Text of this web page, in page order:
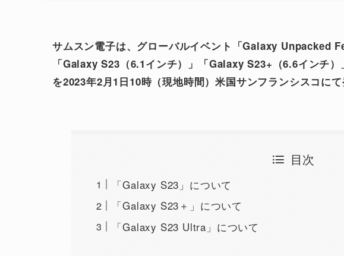
サムスン電子は、グローバルイベント「Galaxy Unpacked
「Galaxy S23（6.1インチ）」「Galaxy S23+（6.6インチ
を2023年2月1日10時（現地時間）米国サンフランシスコにて
目次
「Galaxy S23」について
「Galaxy S23＋」について
「Galaxy S23 Ultra」について